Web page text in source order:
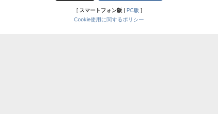
[ スマートフォン版| PC版 ]
Cookie使用に関するポリシー